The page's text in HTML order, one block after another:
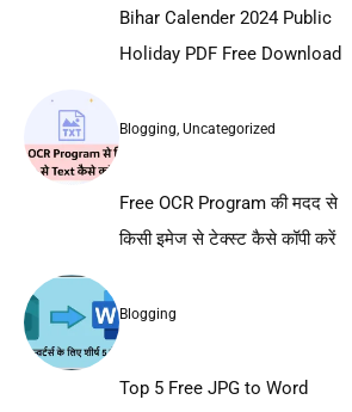
Bihar Calender 2024 Public
Holiday PDF Free Download
Blogging, Uncategorized
Free OCR Program की मदद से
किसी इमेज से टेक्स्ट कैसे कॉपी करें
Blogging
Top 5 Free JPG to Word